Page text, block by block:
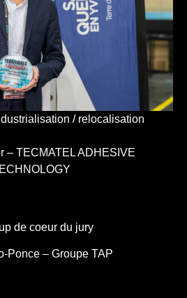
/ relocalisation
– TECMATEL ADHESIVE
de coeur du jury
Ponce – Groupe TAP